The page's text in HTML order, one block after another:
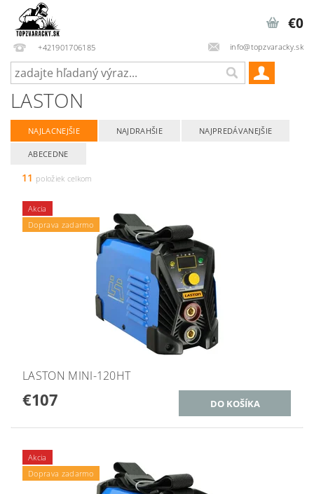
+421901706185 info@topzvaracky.sk
€0
LASTON
NAJLACNEJŠIE NAJDRAHŠIE NAJPREDÁVANEJŠIE
ABECEDNE
11 položiek celkom
Akcia
Doprava zadarmo
LASTON MINI-120HT
€107
Akcia
Doprava zadarmo